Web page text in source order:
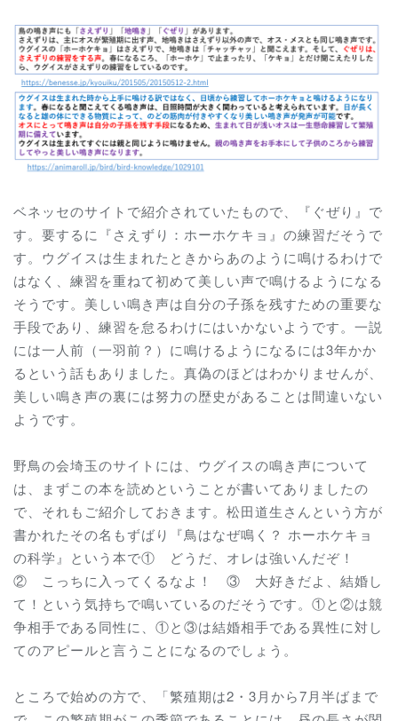
ベネッセのサイトで紹介されていたもので、『ぐぜり』で
す。要するに『さえずり：ホーホケキョ』の練習だそうで
す。ウグイスは生まれたときからあのように鳴けるわけで
はなく、練習を重ねて初めて美しい声で鳴けるようになる
そうです。美しい鳴き声は自分の子孫を残すための重要な
手段であり、練習を怠るわけにはいかないようです。一説
には一人前（一羽前？）に鳴けるようになるには3年かか
るという話もありました。真偽のほどはわかりませんが、
美しい鳴き声の裏には努力の歴史があることは間違いない
ようです。
野鳥の会埼玉のサイトには、ウグイスの鳴き声について
は、まずこの本を読めということが書いてありましたの
で、それもご紹介しておきます。松田道生さんという方が
書かれたその名もずばり『鳥はなぜ鳴く？ ホーホケキョ
の科学』という本で① どうだ、オレは強いんだぞ！
② こっちに入ってくるなよ！ ③ 大好きだよ、結婚し
て！という気持ちで鳴いているのだそうです。①と②は競
争相手である同性に、①と③は結婚相手である異性に対し
てのアピールと言うことになるのでしょう。
ところで始めの方で、「繁殖期は2・3月から7月半ばまで